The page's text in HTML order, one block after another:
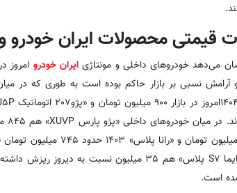
قیمتی محصولات ایران خودرو
می‌دهد خودروهای داخلی و مونتاژی ایران خودرو امروز
آرامش نسبی بر بازار حاکم بوده است به طوری که در
۱۴۰۴ یک میلیارد و ۸۰ میلیون